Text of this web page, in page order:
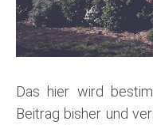
Das hier wird
Beitrag bisher und